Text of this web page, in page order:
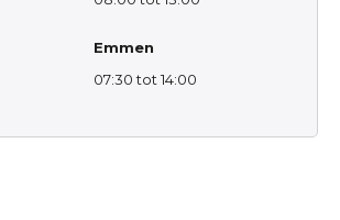
Emmen
07:30 tot 14:00